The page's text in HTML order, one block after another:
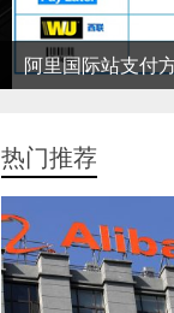
阿里国际站支付方
热门推荐